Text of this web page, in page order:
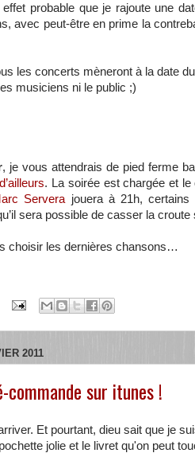
probable que je rajoute une
avec peut-être en prime la
les concerts mèneront à la date
musiciens ni le public ;)
, je vous attendrais de pied ferme
. La soirée est chargée et
Serverajouera à 21h, certains
sera possible de casser la
choisir les dernières chansons…
2011
commande sur itunes !
Et pourtant, dieu sait que je
jolie et le livret qu'on peut